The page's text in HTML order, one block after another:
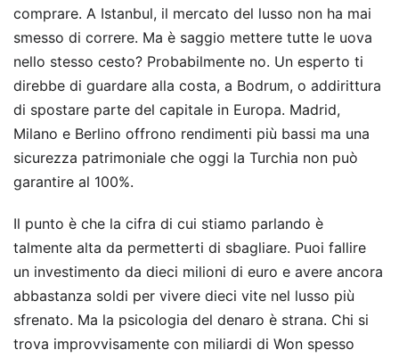
comprare. A Istanbul, il mercato del lusso non ha mai
smesso di correre. Ma è saggio mettere tutte le uova
nello stesso cesto? Probabilmente no. Un esperto ti
direbbe di guardare alla costa, a Bodrum, o addirittura
di spostare parte del capitale in Europa. Madrid,
Milano e Berlino offrono rendimenti più bassi ma una
sicurezza patrimoniale che oggi la Turchia non può
garantire al 100%.
Il punto è che la cifra di cui stiamo parlando è
talmente alta da permetterti di sbagliare. Puoi fallire
un investimento da dieci milioni di euro e avere ancora
abbastanza soldi per vivere dieci vite nel lusso più
sfrenato. Ma la psicologia del denaro è strana. Chi si
trova improvvisamente con miliardi di Won spesso